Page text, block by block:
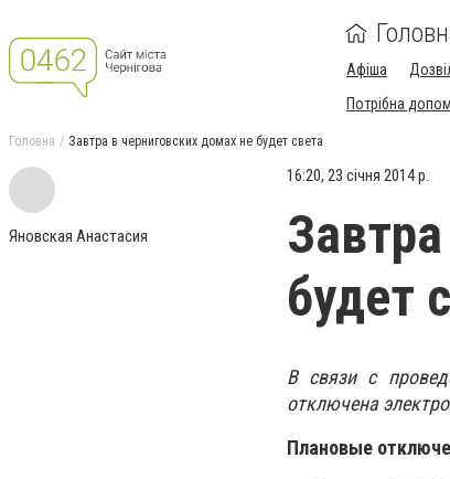
Афіша
Потрібна
Головна Завтра в черниговских домах не будет света
Яновская Анастасия
16:20, 23 січня 2014 р.
будет
В связи с
отключена
Плановые